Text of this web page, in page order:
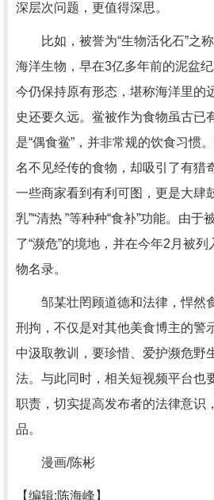
深层次问题，更值得深思。
比如，被誉为“生物活化石”之称
海洋生物，早在3亿多年前的泥盆
今仍保持原有形态，堪称海洋里的
史还要久远。鲎被作为食物虽古已
是“偶食鲎”，并非常规的饮食习惯
名不见经传的食物，却吸引了有猎
一些商家看到有利可图，更是大肆
乳”“清热 ”等种种“食补”功能。由于
了“濒危”的境地，并在今年2月被
物名录。
邹某壮罔顾道德和法律，悍然
刑拘，不仅是对其他美食博主的警
中汲取教训，要珍惜、爱护濒危野
法。与此同时，相关短视频平台也
职责，切实提高发布者的法律意识
品。
漫画/陈彬
【编辑:陈海峰】